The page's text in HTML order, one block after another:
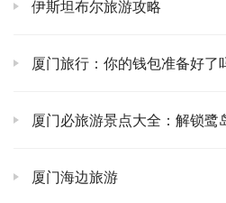
镜，自带一股子清冷又圣洁的
饰、扎染布艺、木雕、皮具，甚
事，远比你买个批量生产的纪念
伊斯坦布尔旅游攻略
厦门旅行：你的钱包准备好
厦门必旅游景点大全：解锁鹭
厦门海边旅游